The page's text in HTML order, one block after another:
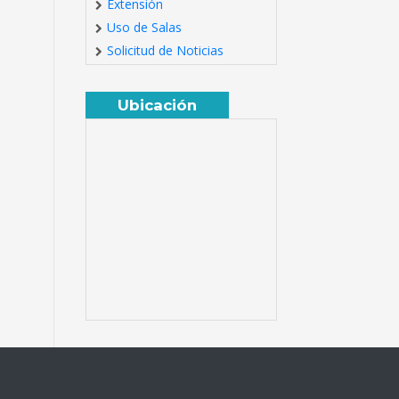
Extensión
Uso de Salas
Solicitud de Noticias
Ubicación